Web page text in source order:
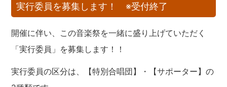
実行委員を募集します！ ※受付終了
開催に伴い、この音楽祭を一緒に盛り上げていただく
「実行委員」を募集します！！
実行委員の区分は、【特別合唱団】・【サポーター】の